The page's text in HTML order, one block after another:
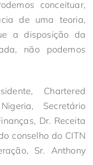
conceituar,
de uma teoria,
a disposição da
não podemos
Chartered
Secretário
Dr. Receita
conselho do CITN
Sr. Anthony